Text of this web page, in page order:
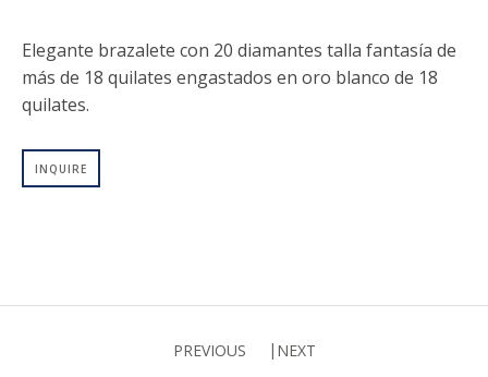
PENDIENTES
PULSERAS
DIAMANTES FANTASÍA
COLLARES
COLGANTES
PULSERAS
Elegante brazalete con 20 diamantes talla fantasía de
más de 18 quilates engastados en oro blanco de 18
quilates.
INQUIRE
PREVIOUS NEXT